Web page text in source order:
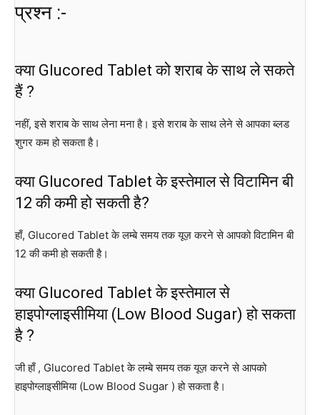
प्रश्न :-
क्या Glucored Tablet को शराब के साथ ले सकते
हैं ?
नहीं, इसे शराब के साथ लेना मना है। इसे शराब के साथ लेने से आपका ब्लड
शुगर कम हो सकता है।
क्या Glucored Tablet के इस्तेमाल से विटामिन बी
12 की कमी हो सकती है?
हाँ, Glucored Tablet के लम्बे समय तक यूज़ करने से आपको विटामिन बी
12 की कमी हो सकती है।
क्या Glucored Tablet के इस्तेमाल से
हाइपोग्लाइसीमिया (Low Blood Sugar) हो सकता
है ?
जी हाँ , Glucored Tablet के लम्बे समय तक यूज़ करने से आपको
हाइपोग्लाइसीमिया (Low Blood Sugar ) हो सकता है।